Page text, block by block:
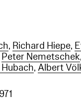
, Richard Hiepe,
Peter Nemetschek,
,Albert